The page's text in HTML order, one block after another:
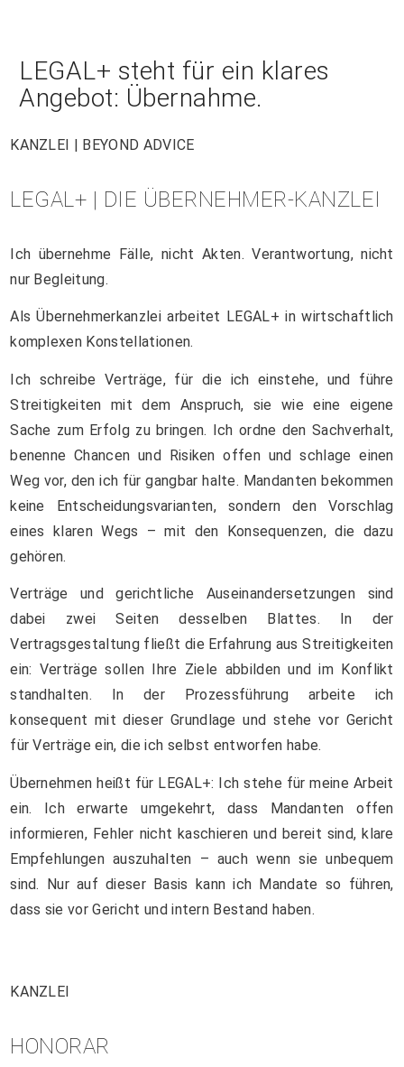
LEGAL+ steht für ein klares
Angebot: Übernahme.
KANZLEI | BEYOND ADVICE
LEGAL+ | DIE ÜBERNEHMER-KANZLEI
Ich übernehme Fälle, nicht Akten. Verantwortung, nicht
nur Begleitung.
Als Übernehmerkanzlei arbeitet LEGAL+ in wirtschaftlich
komplexen Konstellationen.
Ich schreibe Verträge, für die ich einstehe, und führe
Streitigkeiten mit dem Anspruch, sie wie eine eigene
Sache zum Erfolg zu bringen. Ich ordne den Sachverhalt,
benenne Chancen und Risiken offen und schlage einen
Weg vor, den ich für gangbar halte. Mandanten bekommen
keine Entscheidungsvarianten, sondern den Vorschlag
eines klaren Wegs – mit den Konsequenzen, die dazu
gehören.
Verträge und gerichtliche Auseinandersetzungen sind
dabei zwei Seiten desselben Blattes. In der
Vertragsgestaltung fließt die Erfahrung aus Streitigkeiten
ein: Verträge sollen Ihre Ziele abbilden und im Konflikt
standhalten. In der Prozessführung arbeite ich
konsequent mit dieser Grundlage und stehe vor Gericht
für Verträge ein, die ich selbst entworfen habe.
Übernehmen heißt für LEGAL+: Ich stehe für meine Arbeit
ein. Ich erwarte umgekehrt, dass Mandanten offen
informieren, Fehler nicht kaschieren und bereit sind, klare
Empfehlungen auszuhalten – auch wenn sie unbequem
sind. Nur auf dieser Basis kann ich Mandate so führen,
dass sie vor Gericht und intern Bestand haben.
KANZLEI
HONORAR